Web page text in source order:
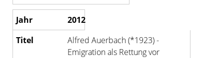
2012
Alfred Auerbach (*1923) -
Emigration als Rettung vor